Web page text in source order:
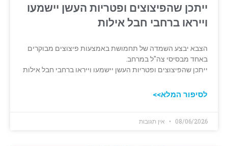
ייתכן שהפיצוצים ופטריות העשן יישמעו
וייראו ברחבי חבל אילות
הצבא יבצע השמדה של תחמושת באמצעות פיצוצים מבוקרים
באחד מבסיסי צה"ל במרחב.
ייתכן שהפיצוצים ופטריות העשן יישמעו וייראו ברחבי חבל אילות
לסיפור המלא>>
08/06/2026 אין תגובות